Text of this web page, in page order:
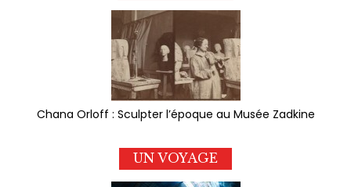
Chana Orloff : Sculpter l’époque au Musée Zadkine
UN VOYAGE